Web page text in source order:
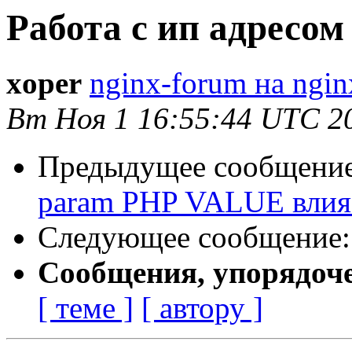
Работа с ип адресом
xoper nginx-forum на
Вт Ноя 1 16:55:44 UTC
Предыдущее
param PHP VALUE
Следующее
Сообщения,
[ теме ] [ автору ]